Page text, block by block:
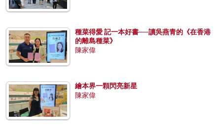
種菜得愛 記一本好書──讀吳燕青的《在香港
的離島種菜》
陳家偉
繪本界一顆閃亮新星
陳家偉